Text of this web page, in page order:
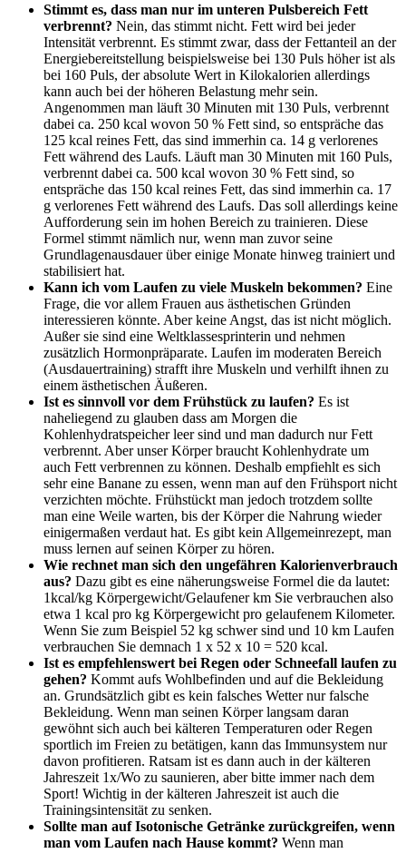
Stimmt es, dass man nur im unteren Pulsbereich Fett
verbrennt? Nein, das stimmt nicht. Fett wird bei jeder
Intensität verbrennt. Es stimmt zwar, dass der Fettanteil an der
Energiebereitstellung beispielsweise bei 130 Puls höher ist als
bei 160 Puls, der absolute Wert in Kilokalorien allerdings
kann auch bei der höheren Belastung mehr sein.
Angenommen man läuft 30 Minuten mit 130 Puls, verbrennt
dabei ca. 250 kcal wovon 50 % Fett sind, so entspräche das
125 kcal reines Fett, das sind immerhin ca. 14 g verlorenes
Fett während des Laufs. Läuft man 30 Minuten mit 160 Puls,
verbrennt dabei ca. 500 kcal wovon 30 % Fett sind, so
entspräche das 150 kcal reines Fett, das sind immerhin ca. 17
g verlorenes Fett während des Laufs. Das soll allerdings keine
Aufforderung sein im hohen Bereich zu trainieren. Diese
Formel stimmt nämlich nur, wenn man zuvor seine
Grundlagenausdauer über einige Monate hinweg trainiert und
stabilisiert hat.
Kann ich vom Laufen zu viele Muskeln bekommen? Eine
Frage, die vor allem Frauen aus ästhetischen Gründen
interessieren könnte. Aber keine Angst, das ist nicht möglich.
Außer sie sind eine Weltklassesprinterin und nehmen
zusätzlich Hormonpräparate. Laufen im moderaten Bereich
(Ausdauertraining) strafft ihre Muskeln und verhilft ihnen zu
einem ästhetischen Äußeren.
Ist es sinnvoll vor dem Frühstück zu laufen? Es ist
naheliegend zu glauben dass am Morgen die
Kohlenhydratspeicher leer sind und man dadurch nur Fett
verbrennt. Aber unser Körper braucht Kohlenhydrate um
auch Fett verbrennen zu können. Deshalb empfiehlt es sich
sehr eine Banane zu essen, wenn man auf den Frühsport nicht
verzichten möchte. Frühstückt man jedoch trotzdem sollte
man eine Weile warten, bis der Körper die Nahrung wieder
einigermaßen verdaut hat. Es gibt kein Allgemeinrezept, man
muss lernen auf seinen Körper zu hören.
Wie rechnet man sich den ungefähren Kalorienverbrauch
aus? Dazu gibt es eine näherungsweise Formel die da lautet:
1kcal/kg Körpergewicht/Gelaufener km Sie verbrauchen also
etwa 1 kcal pro kg Körpergewicht pro gelaufenem Kilometer.
Wenn Sie zum Beispiel 52 kg schwer sind und 10 km Laufen
verbrauchen Sie demnach 1 x 52 x 10 = 520 kcal.
Ist es empfehlenswert bei Regen oder Schneefall laufen zu
gehen? Kommt aufs Wohlbefinden und auf die Bekleidung
an. Grundsätzlich gibt es kein falsches Wetter nur falsche
Bekleidung. Wenn man seinen Körper langsam daran
gewöhnt sich auch bei kälteren Temperaturen oder Regen
sportlich im Freien zu betätigen, kann das Immunsystem nur
davon profitieren. Ratsam ist es dann auch in der kälteren
Jahreszeit 1x/Wo zu saunieren, aber bitte immer nach dem
Sport! Wichtig in der kälteren Jahreszeit ist auch die
Trainingsintensität zu senken.
Sollte man auf Isotonische Getränke zurückgreifen, wenn
man vom Laufen nach Hause kommt? Wenn man